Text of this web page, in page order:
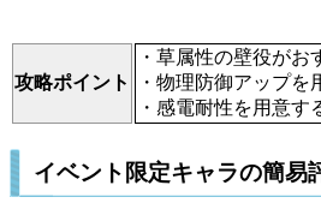
攻略ポイント
・草属性の壁役がお
・物理防御アップを
・感電耐性を用意す
イベント限定キャラの簡易